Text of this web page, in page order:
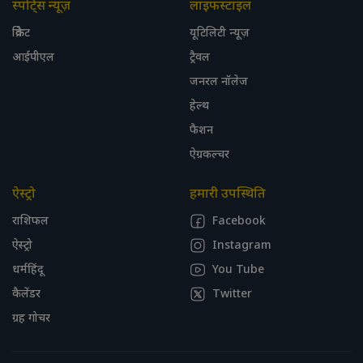
स्पोर्ट्स न्यूज़
क्रिकेट
आईपीएल
लाइफस्टाइल
यूटिलिटी न्यूज़
ट्रैवल
जनरल नॉलेज
हेल्थ
फैशन
ऐग्रकल्चर
ऐस्ट्रो
राशिफल
ऐस्ट्रो
धर्महिंदू
कैलेंडर
ग्रह गोचर
हमारी उपस्थिति
Facebook
Instagram
You Tube
Twitter